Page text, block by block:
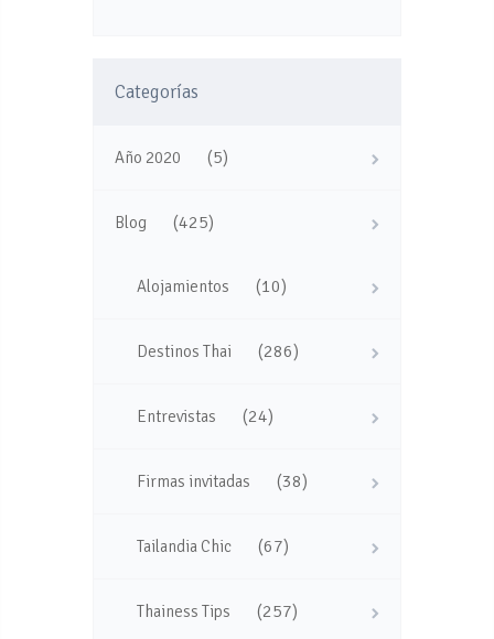
Categorías
Año 2020 (5)
Blog (425)
Alojamientos (10)
Destinos Thai (286)
Entrevistas (24)
Firmas invitadas (38)
Tailandia Chic (67)
Thainess Tips (257)